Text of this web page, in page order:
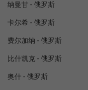
纳曼甘 - 俄罗斯
卡尔希 - 俄罗斯
费尔加纳 - 俄罗斯
比什凯克 - 俄罗斯
奥什 - 俄罗斯